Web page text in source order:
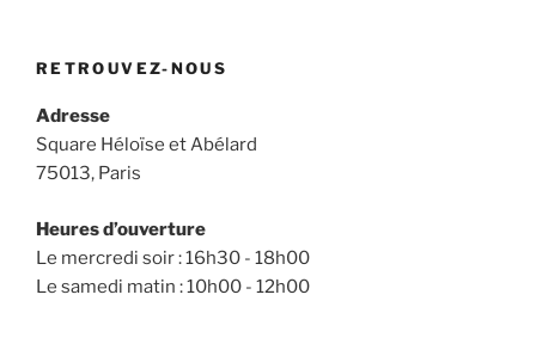
RETROUVEZ-NOUS
Adresse
Square Héloïse et Abélard
75013, Paris
Heures d’ouverture
Le mercredi soir : 16h30 - 18h00
Le samedi matin : 10h00 - 12h00